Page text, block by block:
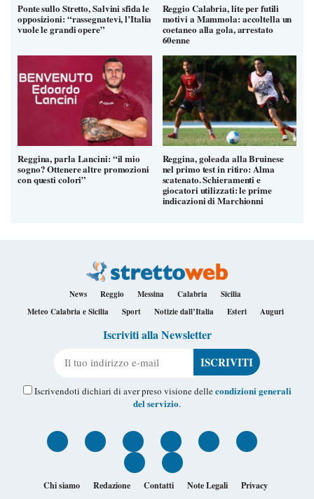
Ponte sullo Stretto, Salvini sfida le
opposizioni: “rassegnatevi, l’Italia
vuole le grandi opere”
Reggio Calabria, lite per futili
motivi a Mammola: accoltella un
coetaneo alla gola, arrestato
60enne
Reggina, parla Lancini: “il mio
sogno? Ottenere altre promozioni
con questi colori”
Reggina, goleada alla Bruinese
nel primo test in ritiro: Alma
scatenato. Schieramenti e
giocatori utilizzati: le prime
indicazioni di Marchionni
News Reggio Messina Calabria
Sicilia
Meteo Calabria e Sicilia
Sport Notizie dall’Italia Esteri Auguri
Iscriviti alla Newsletter
Iscrivendoti dichiari di aver preso visione dellecondizioni generali
del servizio.
Chi siamo Redazione Contatti Note Legali
Privacy